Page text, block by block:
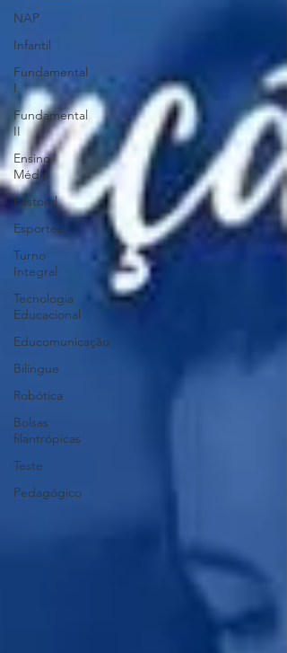
NAP
Infantil
Fundamental
I
Fundamental
II
Ensino
Médio
Pastoral
Esportes
Turno
Integral
Tecnologia
Educacional
Educomunicação
Bilíngue
Robótica
Bolsas
filantrópicas
Teste
Pedagógico